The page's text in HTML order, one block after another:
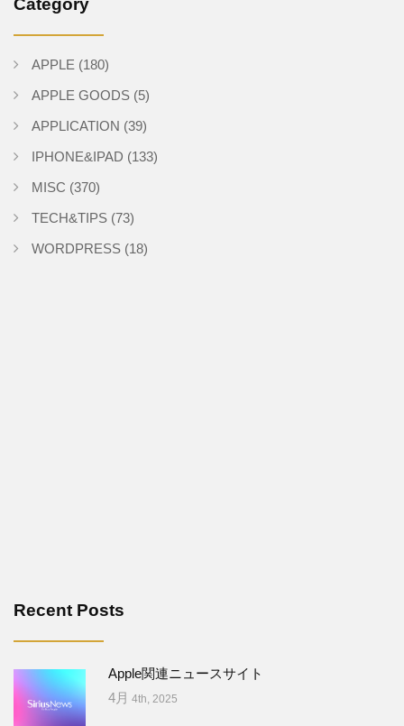
Category
APPLE (180)
APPLE GOODS (5)
APPLICATION (39)
IPHONE&IPAD (133)
MISC (370)
TECH&TIPS (73)
WORDPRESS (18)
Recent Posts
Apple関連ニュースサイト
4月 4th, 2025